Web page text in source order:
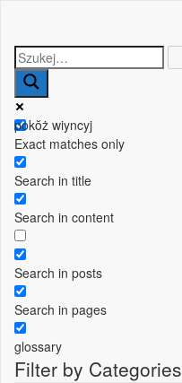
pokŏż wiyncyj
Exact matches only
Search in title
Search in content
Search in posts
Search in pages
glossary
Filter by Categories